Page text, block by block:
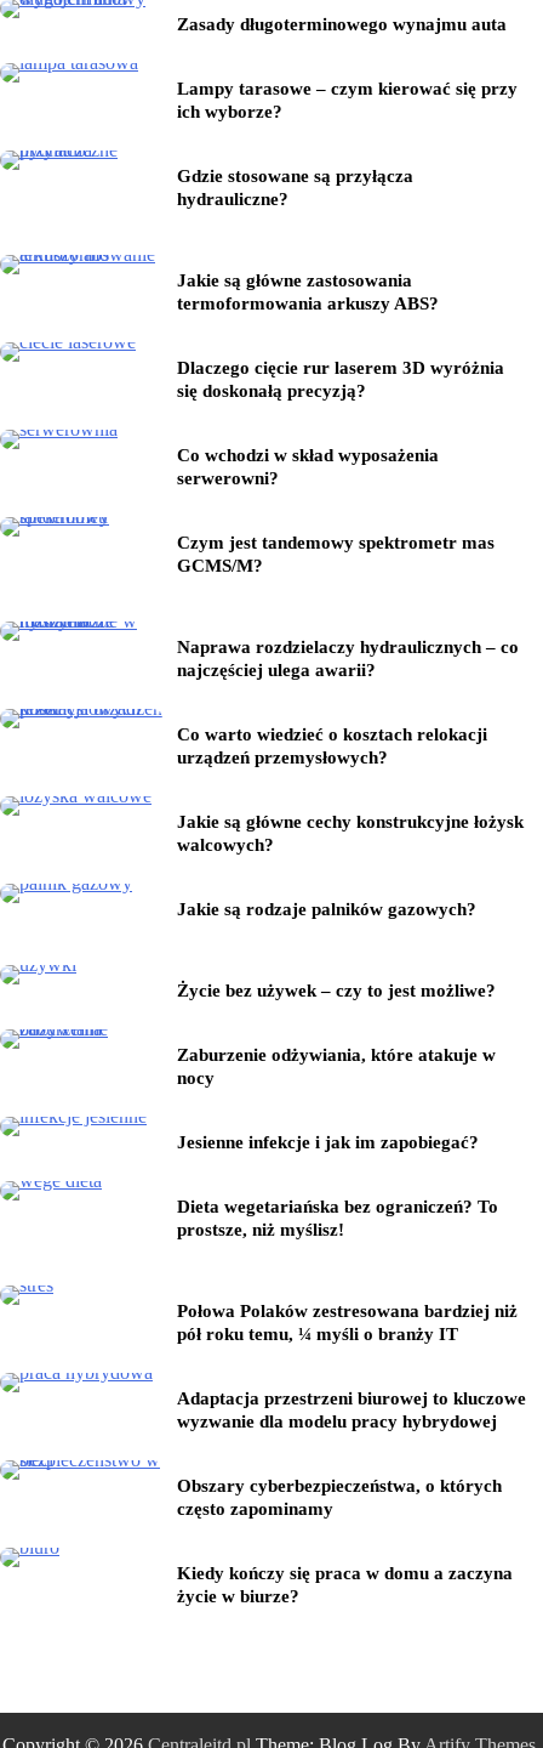
Zasady długoterminowego wynajmu auta
Lampy tarasowe – czym kierować się przy
ich wyborze?
Gdzie stosowane są przyłącza
hydrauliczne?
Jakie są główne zastosowania
termoformowania arkuszy ABS?
Dlaczego cięcie rur laserem 3D wyróżnia
się doskonałą precyzją?
Co wchodzi w skład wyposażenia
serwerowni?
Czym jest tandemowy spektrometr mas
GCMS/M?
Naprawa rozdzielaczy hydraulicznych – co
najczęściej ulega awarii?
Co warto wiedzieć o kosztach relokacji
urządzeń przemysłowych?
Jakie są główne cechy konstrukcyjne łożysk
walcowych?
Jakie są rodzaje palników gazowych?
Życie bez używek – czy to jest możliwe?
Zaburzenie odżywiania, które atakuje w
nocy
Jesienne infekcje i jak im zapobiegać?
Dieta wegetariańska bez ograniczeń? To
prostsze, niż myślisz!
Połowa Polaków zestresowana bardziej niż
pół roku temu, ¼ myśli o branży IT
Adaptacja przestrzeni biurowej to kluczowe
wyzwanie dla modelu pracy hybrydowej
Obszary cyberbezpieczeństwa, o których
często zapominamy
Kiedy kończy się praca w domu a zaczyna
życie w biurze?